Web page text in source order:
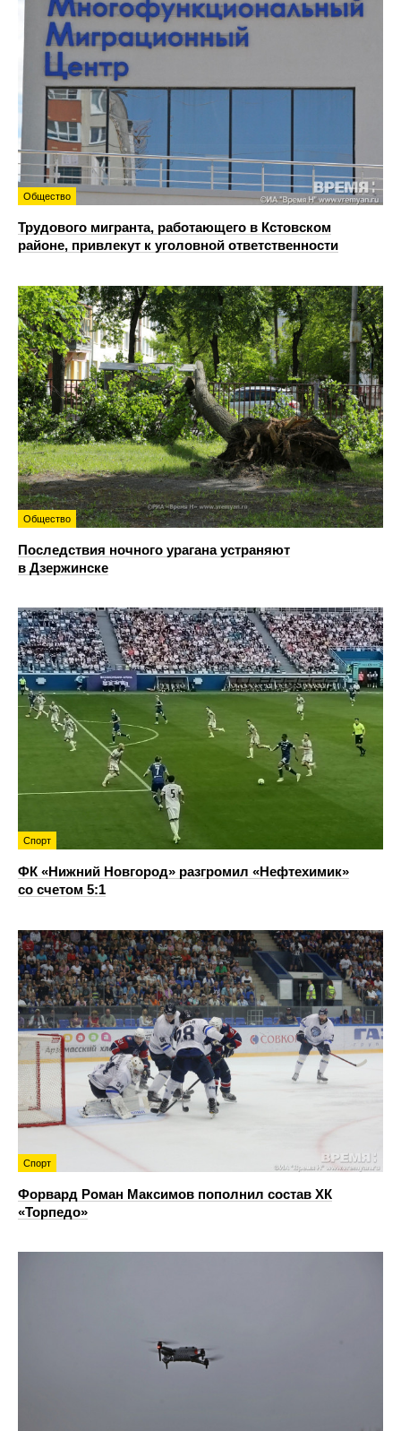
Общество
Трудового мигранта, работающего в Кстовском
районе, привлекут к уголовной ответственности
Общество
Последствия ночного урагана устраняют
в Дзержинске
Спорт
ФК «Нижний Новгород» разгромил «Нефтехимик»
со счетом 5:1
Спорт
Форвард Роман Максимов пополнил состав ХК
«Торпедо»